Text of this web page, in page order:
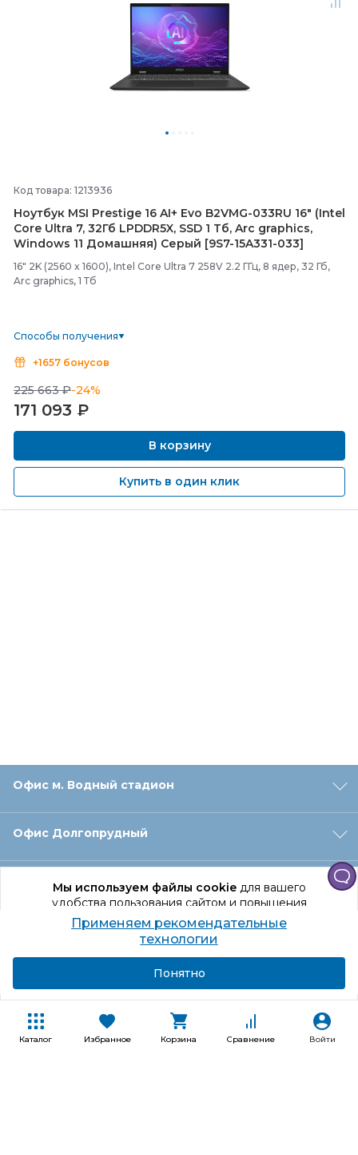
Каталог Избранное Корзина Сравнение Войти
Мы используем файлы cookieдля вашего
удобства пользования сайтом и повышения
качества рекомендаций.
Продолжая использование сайта, вы даете
согласие на обработку персональных данных
Код товара: 1213936
Ноутбук MSI Prestige 16 AI+ Evo B2VMG-033RU 16" (Intel
Core Ultra 7, 32Гб LPDDR5X, SSD 1 Тб, Arc graphics,
Windows 11 Домашняя) Серый [9S7-15A331-033]
16" 2K (2560 x 1600), Intel Core Ultra 7 258V 2.2 ГГц, 8 ядер, 32 Гб,
Arc graphics, 1 Тб
Способы получения
+1657 бонусов
225 663 ₽-24%
171 093 ₽
В корзину
Купить в один клик
Офис м. Водный стадион
Офис Долгопрудный
Офис Санкт‑Петербург
Оформление заказа
Покупателям
Применяем рекомендательные
технологии
Понятно